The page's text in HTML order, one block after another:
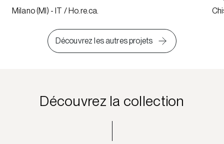
Milano (MI) - IT / Ho.re.ca.
Découvrez les autres projets
Découvrez la collection